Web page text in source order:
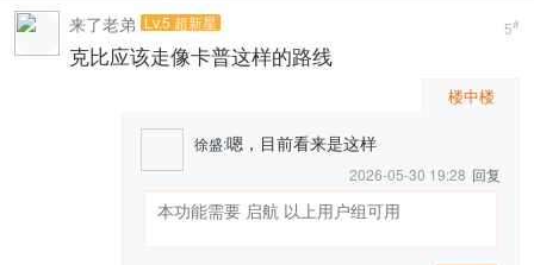
5#
来了老弟 Lv.5 超新星
克比应该走像卡普这样的路线
楼中楼
徐盛:嗯，目前看来是这样
2026-05-30 19:28 回复